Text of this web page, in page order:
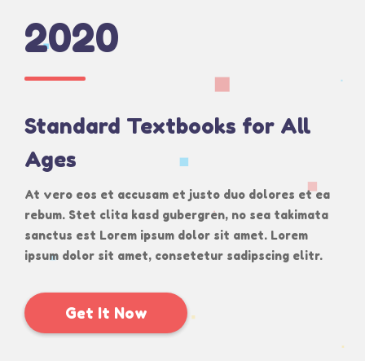
2020
Standard Textbooks for All
Ages
At vero eos et accusam et justo duo dolores et ea
rebum. Stet clita kasd gubergren, no sea takimata
sanctus est Lorem ipsum dolor sit amet. Lorem
ipsum dolor sit amet, consetetur sadipscing elitr.
Get It Now